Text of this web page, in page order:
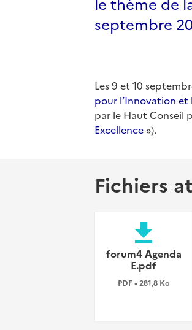
septembre
Les 9 et 10
pour l’Innovation et
par le Haut Conseil
Excellence »).
Fichiers
file_download
forum4 Agenda
E.pdf
PDF • 281,8 Ko